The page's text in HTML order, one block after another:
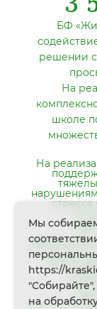
БФ
решении
На
школе
На
стресса
Второе
Мы
https://
на